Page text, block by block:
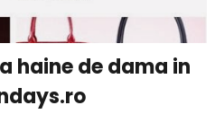
haine de dama in